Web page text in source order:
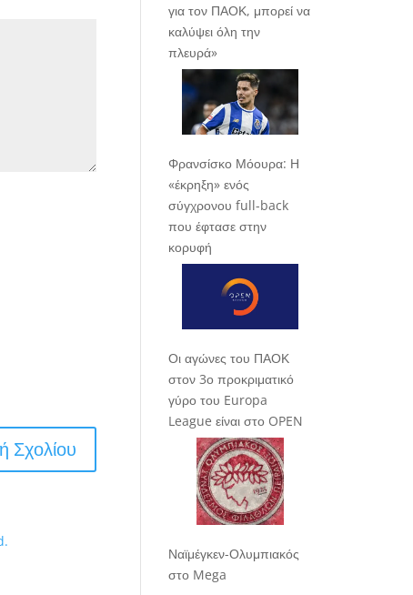
για τον ΠΑΟΚ, μπορεί να
καλύψει όλη την
πλευρά»
Φρανσίσκο Μόουρα: Η
«έκρηξη» ενός
σύγχρονου full-back
που έφτασε στην
κορυφή
Οι αγώνες του ΠΑΟΚ
στον 3ο προκριματικό
γύρο του Europa
League είναι στο OPEN
Ναϊμέγκεν-Ολυμπιακός
στο Mega